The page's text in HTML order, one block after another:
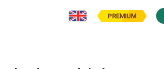
PREMIUM